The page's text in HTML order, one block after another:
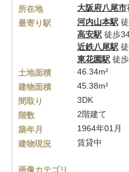
所在地 大阪府八尾市
最寄り駅
河内山本駅
高安駅 徒歩
近鉄八尾駅
東花園駅 徒
土地面積
46.34m²
建物面積
45.38m²
間取り
3DK
階数
2階建て
築年月
1964年01月
建物現況
賃貸中
画像カテゴリ